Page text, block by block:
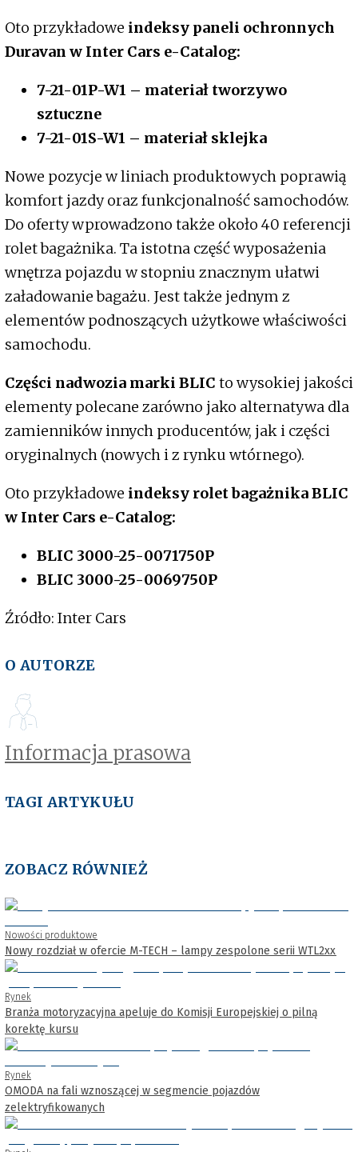
Oto przykładowe indeksy paneli ochronnych
Duravan w Inter Cars e-Catalog:
7-21-01P-W1 – materiał tworzywo
sztuczne
7-21-01S-W1 – materiał sklejka
Nowe pozycje w liniach produktowych poprawią
komfort jazdy oraz funkcjonalność samochodów.
Do oferty wprowadzono także około 40 referencji
rolet bagażnika. Ta istotna część wyposażenia
wnętrza pojazdu w stopniu znacznym ułatwi
załadowanie bagażu. Jest także jednym z
elementów podnoszących użytkowe właściwości
samochodu.
Części nadwozia marki BLIC to wysokiej jakości
elementy polecane zarówno jako alternatywa dla
zamienników innych producentów, jak i części
oryginalnych (nowych i z rynku wtórnego).
Oto przykładowe indeksy rolet bagażnika BLIC
w Inter Cars e-Catalog:
BLIC 3000-25-0071750P
BLIC 3000-25-0069750P
Źródło: Inter Cars
O AUTORZE
Informacja prasowa
TAGI ARTYKUŁU
ZOBACZ RÓWNIEŻ
Nowości produktowe
Nowy rozdział w ofercie M-TECH – lampy zespolone serii WTL2xx
Rynek
Branża motoryzacyjna apeluje do Komisji Europejskiej o pilną
korektę kursu
Rynek
OMODA na fali wznoszącej w segmencie pojazdów
zelektryfikowanych